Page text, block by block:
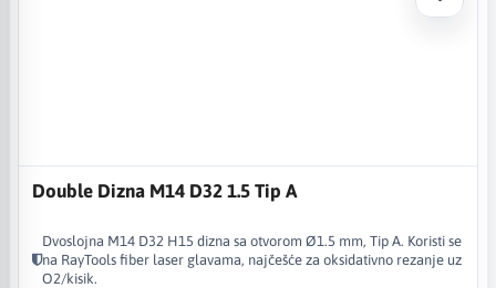
Double Dizna M14 D32 1.5 Tip A
Dvoslojna M14 D32 H15 dizna sa otvorom Ø1.5 mm, Tip A. Koristi se
na RayTools fiber laser glavama, najčešće za oksidativno rezanje uz
O2/kisik.